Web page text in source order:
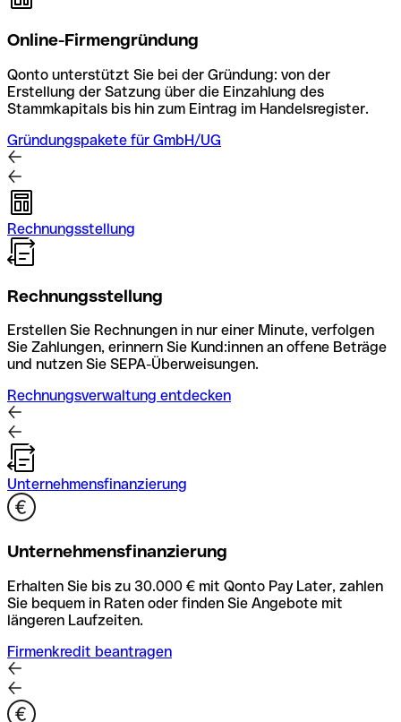
Online-Firmengründung
Qonto unterstützt Sie bei der Gründung: von der
Erstellung der Satzung über die Einzahlung des
Stammkapitals bis hin zum Eintrag im Handelsregister.
Gründungspakete für GmbH/UG
Rechnungsstellung
Rechnungsstellung
Erstellen Sie Rechnungen in nur einer Minute, verfolgen
Sie Zahlungen, erinnern Sie Kund:innen an offene Beträge
und nutzen Sie SEPA-Überweisungen.
Rechnungsverwaltung entdecken
Unternehmensfinanzierung
Unternehmensfinanzierung
Erhalten Sie bis zu 30.000 € mit Qonto Pay Later, zahlen
Sie bequem in Raten oder finden Sie Angebote mit
längeren Laufzeiten.
Firmenkredit beantragen